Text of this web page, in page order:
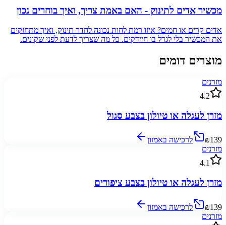
מכשיר אדים לתינוק - האם באמת צריך, ואיך בוחרים נכון
אדים קרים או חמים? איזו רמת לחות נכונה לחדר תינוק, ואיך מתחזקים
את המכשיר בלי לגדל בו חיידקים. כל מה שצריך לדעת לפני שקונים.
מוצרים דומים
מזרנים
4.2
מזרן לעגלה או טיולון בצבע סגול
₪139
לרכישה באמזון
מזרנים
4.1
מזרן לעגלה או טיולון בצבע ציפורים
₪139
לרכישה באמזון
מזרנים